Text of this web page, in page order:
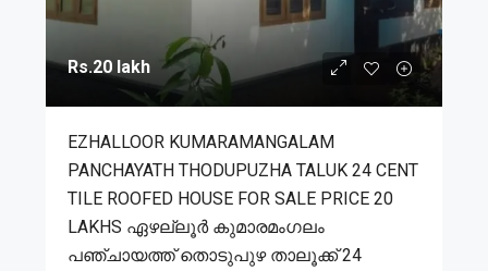
Rs.20 lakh
EZHALLOOR KUMARAMANGALAM
PANCHAYATH THODUPUZHA TALUK 24 CENT
TILE ROOFED HOUSE FOR SALE PRICE 20
LAKHS ഏഴല്ലൂർ കുമാരമംഗലം
പഞ്ചായത്ത് തൊടുപുഴ താലൂക്ക് 24